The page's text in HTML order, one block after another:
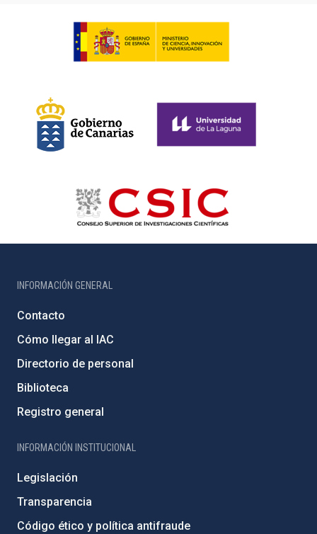
INFORMACIÓN GENERAL
Contacto
Cómo llegar al IAC
Directorio de personal
Biblioteca
Registro general
INFORMACIÓN INSTITUCIONAL
Legislación
Transparencia
Código ético y política antifraude